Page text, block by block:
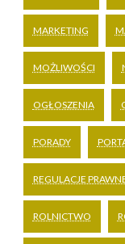
MARKETING
MOŻLIWOŚCI
OGŁOSZENIA
PORADY
REGULACJE
ROLNICTWO